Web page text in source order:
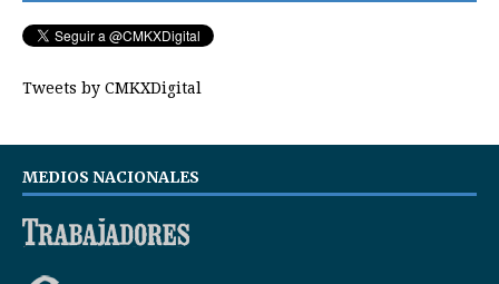
Tweets by CMKXDigital
MEDIOS NACIONALES